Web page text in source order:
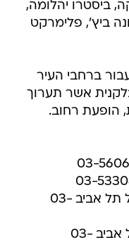
ביסטרו יהלומה,
ביץ', פלימרקט
ברחבי העיר
אשר תערוך
רחוב.
YAMAS שלוותה- האנגר 28 נמל תל אביב 03-
ניקוס גליס- התערוכה 3, נמל תל אביב 03-